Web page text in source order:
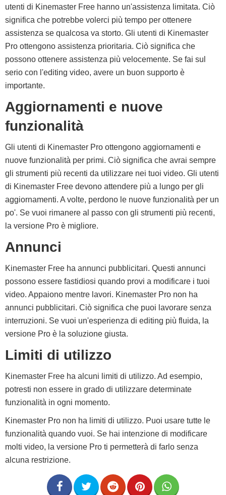
utenti di Kinemaster Free hanno un'assistenza limitata. Ciò
significa che potrebbe volerci più tempo per ottenere
assistenza se qualcosa va storto. Gli utenti di Kinemaster
Pro ottengono assistenza prioritaria. Ciò significa che
possono ottenere assistenza più velocemente. Se fai sul
serio con l'editing video, avere un buon supporto è
importante.
Aggiornamenti e nuove
funzionalità
Gli utenti di Kinemaster Pro ottengono aggiornamenti e
nuove funzionalità per primi. Ciò significa che avrai sempre
gli strumenti più recenti da utilizzare nei tuoi video. Gli utenti
di Kinemaster Free devono attendere più a lungo per gli
aggiornamenti. A volte, perdono le nuove funzionalità per un
po'. Se vuoi rimanere al passo con gli strumenti più recenti,
la versione Pro è migliore.
Annunci
Kinemaster Free ha annunci pubblicitari. Questi annunci
possono essere fastidiosi quando provi a modificare i tuoi
video. Appaiono mentre lavori. Kinemaster Pro non ha
annunci pubblicitari. Ciò significa che puoi lavorare senza
interruzioni. Se vuoi un'esperienza di editing più fluida, la
versione Pro è la soluzione giusta.
Limiti di utilizzo
Kinemaster Free ha alcuni limiti di utilizzo. Ad esempio,
potresti non essere in grado di utilizzare determinate
funzionalità in ogni momento.
Kinemaster Pro non ha limiti di utilizzo. Puoi usare tutte le
funzionalità quando vuoi. Se hai intenzione di modificare
molti video, la versione Pro ti permetterà di farlo senza
alcuna restrizione.